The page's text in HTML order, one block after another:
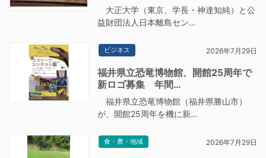
大正大学（東京、学長・神達知純）と公
益財団法人日本離島セン…
ビジネス 2026年7月29日
福井県立恐竜博物館、開館25周年で
新ロゴ募集 年間…
福井県立恐竜博物館（福井県勝山市）
が、開館25周年を機に新…
食・農・地域 2026年7月29日